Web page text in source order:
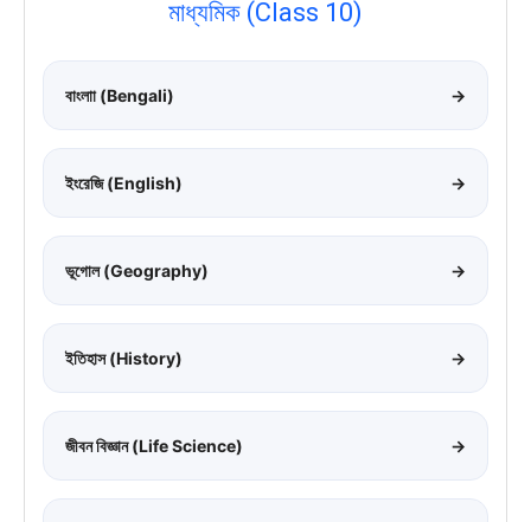
মাধ্যমিক (Class 10)
বাংলাা (Bengali) →
ইংরেজি (English) →
ভূগোল (Geography) →
ইতিহাস (History) →
জীবন বিজ্ঞান (Life Science) →